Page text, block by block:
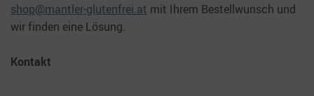
shop@mantler-glutenfrei.at mit Ihrem Bestellwunsch und
wir finden eine Lösung.
Kontakt